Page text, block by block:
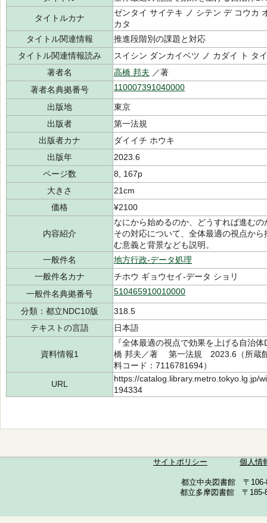
タイトルカナ
ゼンタイ サイテキ ノ シテン デ コウカ
カタ
タイトル関連情報
推進段階別の課題と対応
タイトル関連情報読み
スイシン ダンカイベツ ノ カダイ ト タ
著者名
高橋 邦夫 ／著
著者名典拠番号
110007391040000
出版地
東京
出版者
第一法規
出版者カナ
ダイイチ ホウキ
出版年
2023.6
ページ数
8, 167p
大きさ
21cm
価格
¥2100
内容紹介
なにから始めるのか、どうすれば進む
その対応について、全体最適の視点か
む意義と背景なども説明。
一般件名
地方行政-データ処理
一般件名カナ
チホウ ギョウセイ-データ ショリ
一般件名典拠番号
510465910010000
分類：都立NDC10版
318.5
テキストの言語
日本語
資料情報1
『全体最適の視点で効果を上げる自治
橋 邦夫／著 第一法規 2023.6（所
料コード：7116781694）
URL
https://catalog.library.metro.tokyo.lg.jp/
194334
サイトポリシー 個人情
都立中央図書館 〒
都立多摩図書館 〒185-